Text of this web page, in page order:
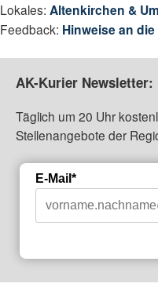
Lokales:Altenkirchen &
Feedback: Hinweise an
AK-Kurier
Täglich um 20 Uhr
Stellenangebote der
E-Mail*